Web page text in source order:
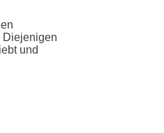
Diejenigen
und